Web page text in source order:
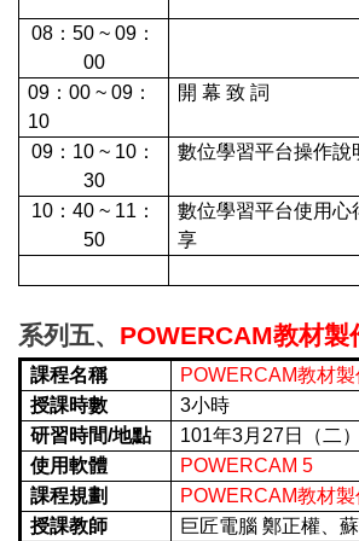
08：50 ~ 09：
00
09：00 ~ 09：
10
開 幕 致 詞
09：10 ~ 10：
30
數位學習平台操作說
10：40 ~ 11：
50
數位學習平台使用心
享
系列五、 POWERCAM教材製
課程名稱 POWERCAM教材製
授課時數
3小時
研習時間/地點
101年3月27日（二
使用軟體
POWERCAM 5
課程規劃
POWERCAM教材
授課教師
巨匠電腦 鄭正權、